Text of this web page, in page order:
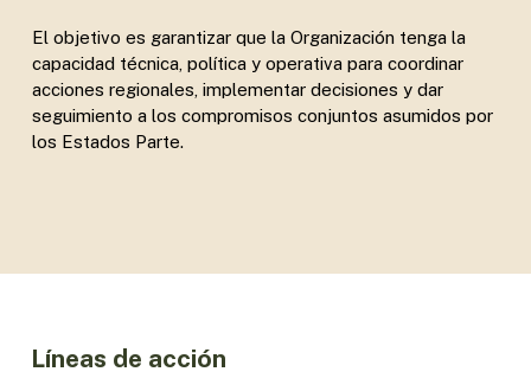
El objetivo es garantizar que la Organización tenga la
capacidad técnica, política y operativa para coordinar
acciones regionales, implementar decisiones y dar
seguimiento a los compromisos conjuntos asumidos por
los Estados Parte.
Líneas de acción